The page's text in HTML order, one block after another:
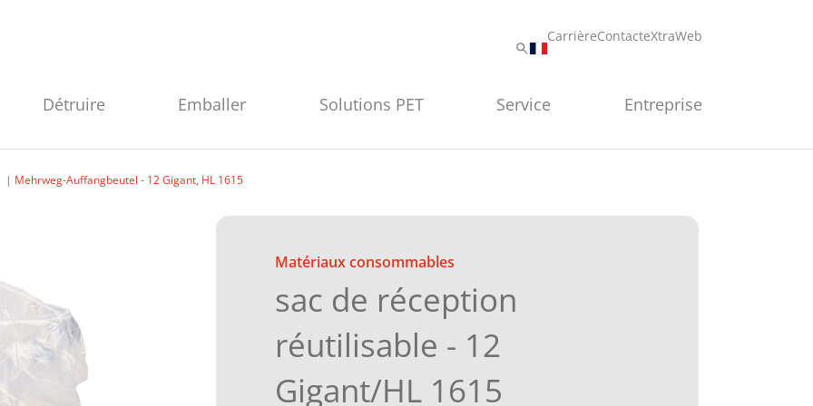
CarrièreContacteXtraWeb
Détruire Emballer Solutions PET Service Entreprise
Mehrweg-Auffangbeutel - 12 Gigant, HL 1615
Matériaux consommables
sac de réception
réutilisable - 12
Gigant/HL 1615